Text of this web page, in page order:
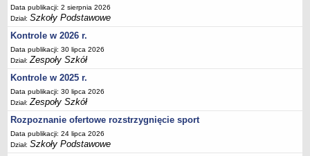
Statut
Majątek
Ogłoszenia
Zarządzenia
Rejestry, ewidencje, archiwa
Kontrole
PONOWNE WYKORZYSTYWANIE
Sprawozdania
Data publikacji: 2 sierpnia 2026
Dział:Szkoły Podstawowe
Kontrole w 2026 r.
Data publikacji: 30 lipca 2026
Dział:Zespoły Szkół
Kontrole w 2025 r.
Data publikacji: 30 lipca 2026
Dział:Zespoły Szkół
Rozpoznanie ofertowe rozstrzygnięcie sport
Data publikacji: 24 lipca 2026
Dział:Szkoły Podstawowe